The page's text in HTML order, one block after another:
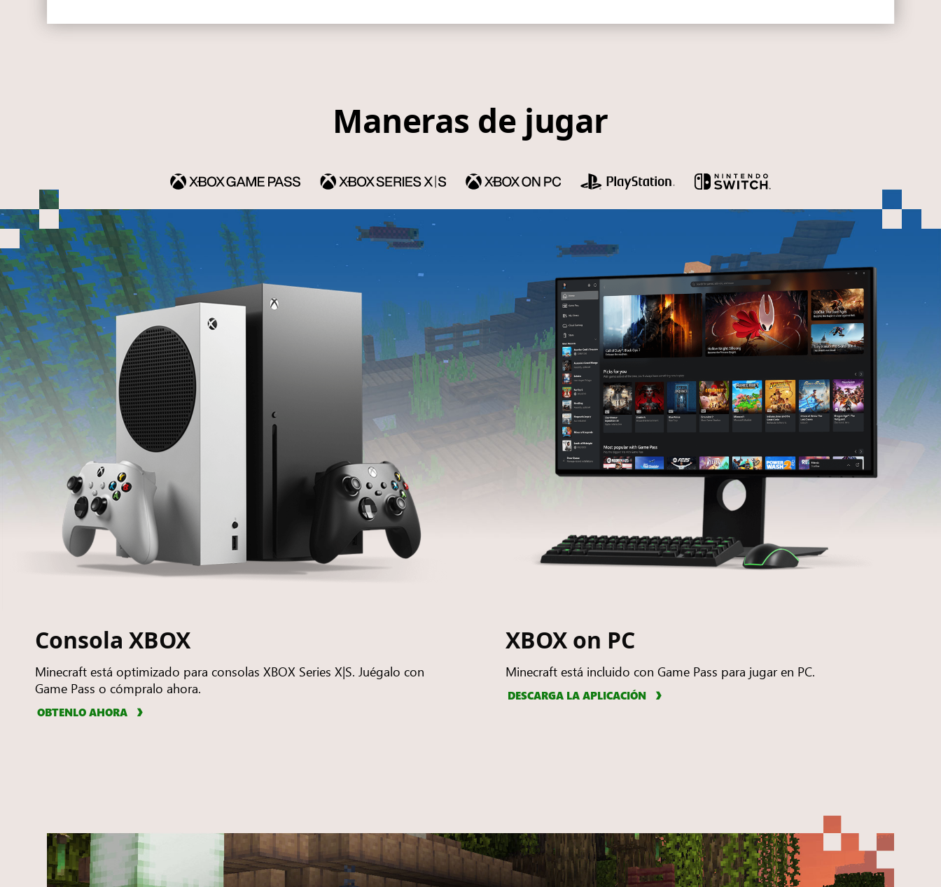
Maneras de jugar
Consola XBOX
Minecraft está optimizado para consolas XBOX Series X|S. Juégalo con
Game Pass o cómpralo ahora.
OBTENLO AHORA
XBOX on PC
Minecraft está incluido con Game Pass para jugar en PC.
DESCARGA LA APLICACIÓN